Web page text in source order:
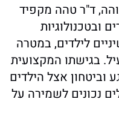
ד"ר טהה מקפיד
ובטכנולוגיות
לילדים, במטרה
בגישתו המקצועית
וביטחון אצל הילדים
נכונים לשמירה על